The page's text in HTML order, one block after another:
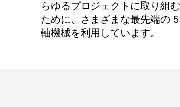
らゆるプロジェクトに取り組む
ために、さまざまな最先端の 5
軸機械を利用しています。